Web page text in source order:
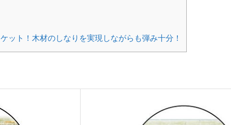
ット！木材のしなりを実現しながらも弾み十分！